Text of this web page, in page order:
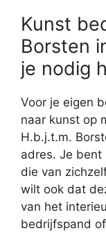
Kunst
Borsten
je nodig
Voor je eigen
naar kunst op
H.b.j.t.m.
adres. Je bent
die van
wilt ook dat
van het
bedrijfspand